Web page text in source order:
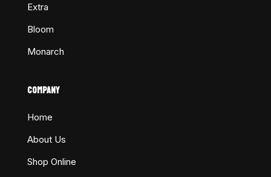
Extra
Bloom
Monarch
COMPANY
Home
About Us
Shop Online